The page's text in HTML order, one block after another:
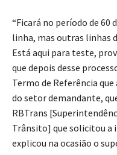
“Ficará no período de 60
linha, mas outras linhas
Está aqui para teste,
que depois desse
Termo de Referência
do setor demandante,
RBTrans
Trânsito] que solicitou a
explicou na ocasião o